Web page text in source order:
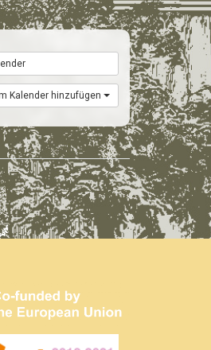
Kalender hinzufügen